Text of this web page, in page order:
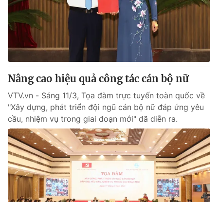
Nâng cao hiệu quả công tác cán bộ nữ
VTV.vn - Sáng 11/3, Tọa đàm trực tuyến toàn quốc về
"Xây dựng, phát triển đội ngũ cán bộ nữ đáp ứng yêu
cầu, nhiệm vụ trong giai đoạn mới" đã diễn ra.